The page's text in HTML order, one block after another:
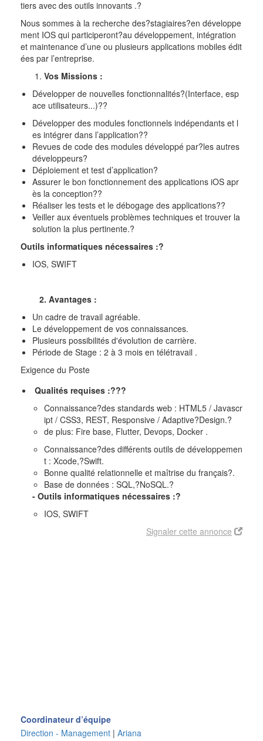
tiers avec des outils innovants .?
Nous sommes à la recherche des?stagiaires?en développe
ment IOS qui participeront?au développement, intégration
et maintenance d’une ou plusieurs applications mobiles édit
ées par l’entreprise.
Vos Missions :
Développer de nouvelles fonctionnalités?(Interface, esp
ace utilisateurs...)??
Développer des modules fonctionnels indépendants et l
es intégrer dans l’application??
Revues de code des modules développé par?les autres
développeurs?
Déploiement et test d’application?
Assurer le bon fonctionnement des applications iOS apr
ès la conception??
Réaliser les tests et le débogage des applications??
Veiller aux éventuels problèmes techniques et trouver la
solution la plus pertinente.?
Outils informatiques nécessaires :?
IOS, SWIFT
2. Avantages :
Un cadre de travail agréable.
Le développement de vos connaissances.
Plusieurs possibilités d'évolution de carrière.
Période de Stage : 2 à 3 mois en télétravail .
Exigence du Poste
Qualités requises :???
Connaissance?des standards web : HTML5 / Javascr
ipt / CSS3, REST, Responsive / Adaptive?Design.?
de plus: Fire base, Flutter, Devops, Docker .
Connaissance?des différents outils de développemen
t : Xcode,?Swift.
Bonne qualité relationnelle et maîtrise du français?.
Base de données : SQL,?NoSQL.?
- Outils informatiques nécessaires :?
IOS, SWIFT
Signaler cette annonce
Coordinateur d’équipe
Direction - Management | Ariana